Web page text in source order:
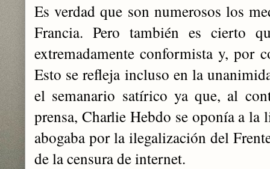
Es verdad que son numerosos los
Francia. Pero también es cierto
extremadamente conformista y, por
Esto se refleja incluso en la
el semanario satírico ya que, al
prensa, Charlie Hebdo se oponía a la
abogaba por la ilegalización del
de la censura de internet.